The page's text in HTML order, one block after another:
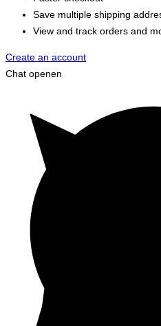
Save multiple shipping
View and track orders and
Create an account
Chat openen